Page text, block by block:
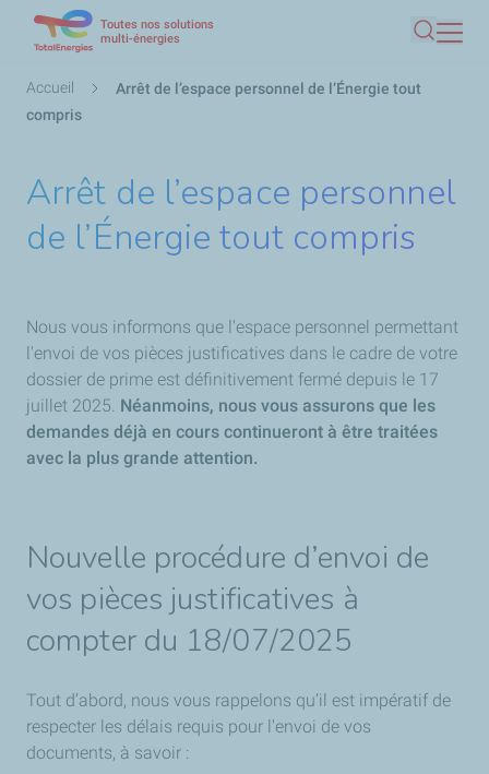
contenu
Toutes nos solutions
multi-énergies
Fil
d'Ariane
Accueil
Arrêt de l’espace personnel de l’Énergie tout
compris
Arrêt de l’espace personnel
de l’Énergie tout compris
Nous vous informons que l'espace personnel permettant
l'envoi de vos pièces justificatives dans le cadre de votre
dossier de prime est définitivement fermé depuis le 17
juillet 2025. Néanmoins, nous vous assurons que les
demandes déjà en cours continueront à être traitées
avec la plus grande attention.
Nouvelle procédure d’envoi de
vos pièces justificatives à
compter du 18/07/2025
Tout d’abord, nous vous rappelons qu’il est impératif de
respecter les délais requis pour l'envoi de vos
documents, à savoir :